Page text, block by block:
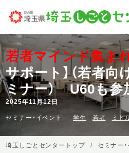
若者マインド集ま
サポート】（若者
ミナー） U60も参
2025年11月12日
セミナー・イベント
学生 若者 ミド
埼玉しごとセンタートップ セミナー